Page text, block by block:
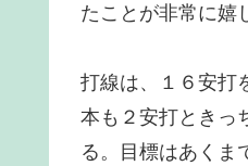
たことが非常に嬉
打線は、１６安打
本も２安打ときっ
る。目標はあくま